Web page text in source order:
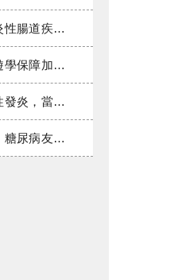
與健保給付困境一次看
加碼遠距醫療與緊急救援
慢性病提早報到
學的安全守則